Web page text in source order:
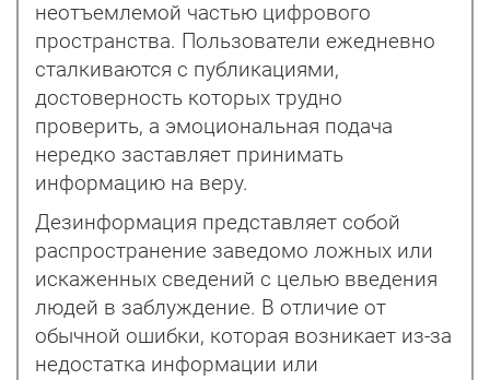
неотъемлемой частью цифрового
пространства. Пользователи ежедневно
сталкиваются с публикациями,
достоверность которых трудно
проверить, а эмоциональная подача
нередко заставляет принимать
информацию на веру.
Дезинформация представляет собой
распространение заведомо ложных или
искаженных сведений с целью введения
людей в заблуждение. В отличие от
обычной ошибки, которая возникает из-за
недостатка информации или